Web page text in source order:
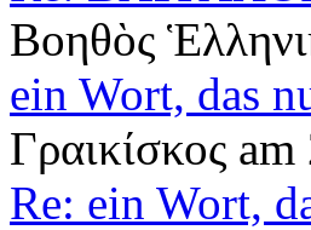
Βοηθὸς
ein Wort, das
Γραικίσκος
Re: ein Wort,